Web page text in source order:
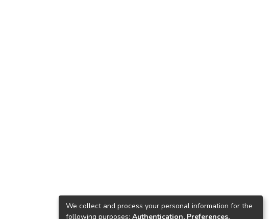
We collect and process your personal information for the
following purposes: Authentication, Preferences,